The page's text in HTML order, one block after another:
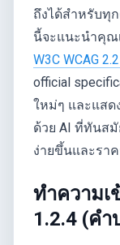
ถึงได้สำหรับทุ
นี้จะแนะนำคุณ
W3C WCAG
official
ใหม่ๆ และแส
ด้วย AI ที่ทันสมั
ง่ายขึ้นและรา
ทำความเ
1.2.4 (ค